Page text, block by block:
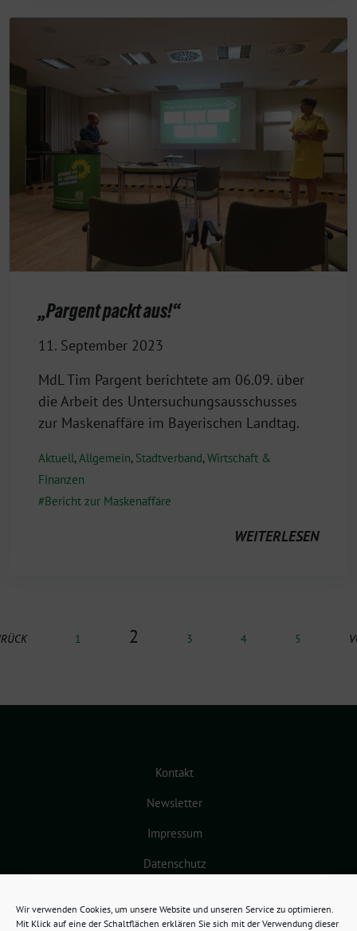
Wir verwenden Cookies, um unsere Website und unseren Service zu optimieren.
Mit Klick auf eine der Schaltflächen erklären Sie sich mit der Verwendung dieser
„Pargent packt aus!“
11. September 2023
MdL Tim Pargent berichtete am 06.09. über
die Arbeit des Untersuchungsausschusses
zur Maskenaffäre im Bayerischen Landtag.
Aktuell,Allgemein, Stadtverband,Wirtschaft &
Finanzen
Bericht zur Maskenaffäre
WEITERLESEN
1 2 3 4 5
Kontakt
Newsletter
Impressum
Datenschutz